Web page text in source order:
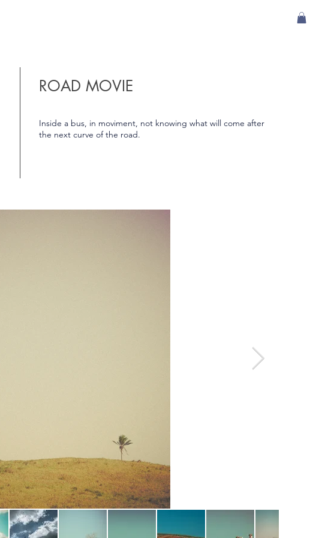
ROAD MOVIE
Inside a bus, in moviment, not knowing what will come after
the next curve of the road.